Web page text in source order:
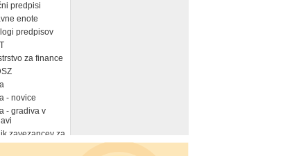
predpisi
enote
predpisov
za finance
- novice
- gradiva v
zavezancev za